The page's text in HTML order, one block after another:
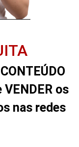
VENDER os
nas redes